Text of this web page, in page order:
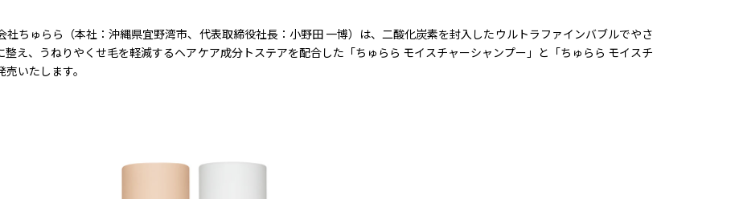
ちゅらら（本社：沖縄県宜野湾市、代表取締役社長：小野田 一博）は、二酸化炭素を封入したウルトラファインバブルでやさ
え、うねりやくせ毛を軽減するヘアケア成分トステアを配合した「ちゅらら モイスチャーシャンプー」と「ちゅらら モイスチ
いたします。